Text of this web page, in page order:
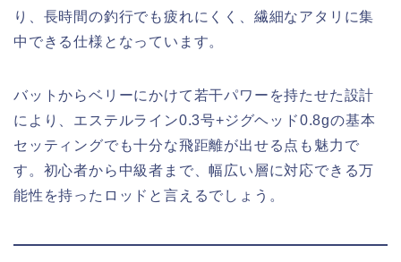
り、長時間の釣行でも疲れにくく、繊細なアタリに集
中できる仕様となっています。
バットからベリーにかけて若干パワーを持たせた設計
により、エステルライン0.3号+ジグヘッド0.8gの基本
セッティングでも十分な飛距離が出せる点も魅力で
す。初心者から中級者まで、幅広い層に対応できる万
能性を持ったロッドと言えるでしょう。